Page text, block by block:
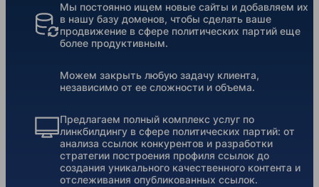
Мы постоянно ищем новые сайты и добавляем их
в нашу базу доменов, чтобы сделать ваше
продвижение в сфере политических партий еще
более продуктивным.
Можем закрыть любую задачу клиента,
независимо от ее сложности и объема.
Предлагаем полный комплекс услуг по
линкбилдингу в сфере политических партий: от
анализа ссылок конкурентов и разработки
стратегии построения профиля ссылок до
создания уникального качественного контента и
отслеживания опубликованных ссылок.